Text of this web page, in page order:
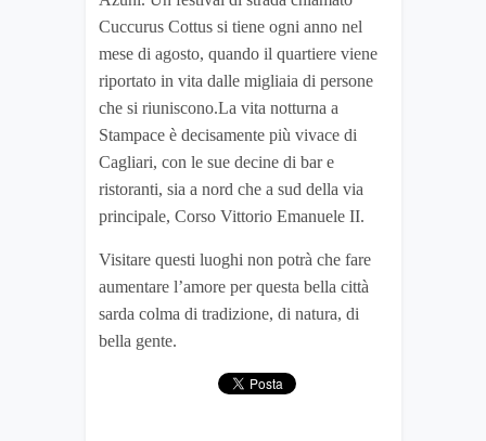
Cuccurus Cottus si tiene ogni anno nel
mese di agosto, quando il quartiere viene
riportato in vita dalle migliaia di persone
che si riuniscono.La vita notturna a
Stampace è decisamente più vivace di
Cagliari, con le sue decine di bar e
ristoranti, sia a nord che a sud della via
principale, Corso Vittorio Emanuele II.
Visitare questi luoghi non potrà che fare
aumentare l’amore per questa bella città
sarda colma di tradizione, di natura, di
bella gente.